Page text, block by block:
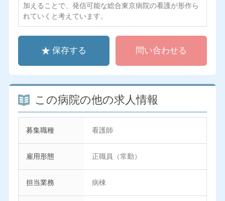
加えることで、発信可能な総合東京病院の看護が形作ら
れていくと考えています。
保存する 問い合わせる
この病院の他の求人情報
募集職種 看護師
雇用形態 正職員（常勤）
担当業務 病棟